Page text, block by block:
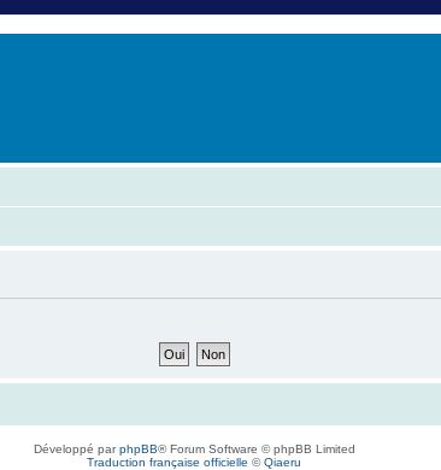
Développé parphpBB® Forum Software © phpBB Limited
Traduction française officielle ©Qiaeru